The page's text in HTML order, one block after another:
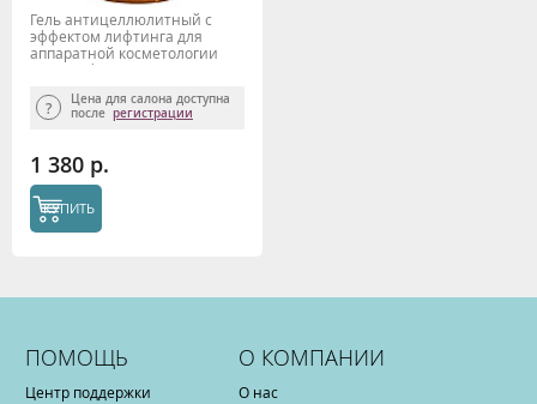
Гель антицеллюлитный с
эффектом лифтинга для
аппаратной косметологии
Боди Лифт Актив 300мл
Цена для салона доступна
после регистрации
1 380 р.
КУПИТЬ
ПОМОЩЬ
Центр поддержки
О КОМПАНИИ
О нас